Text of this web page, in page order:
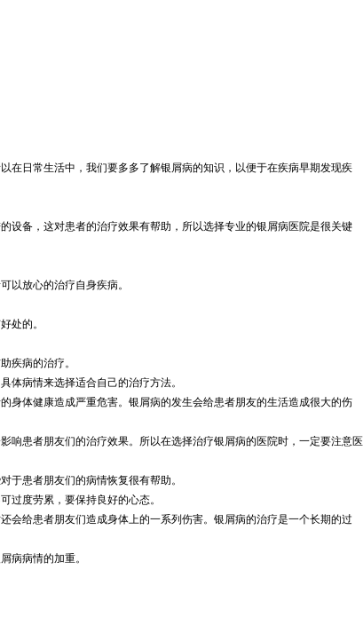
在日常生活中，我们要多多了解银屑病的知识，以便于在疾病早期发现疾
设备，这对患者的治疗效果有帮助，所以选择专业的银屑病医院是很关键
以放心的治疗自身疾病。
处的。
疾病的治疗。
体病情来选择适合自己的治疗方法。
身体健康造成严重危害。银屑病的发生会给患者朋友的生活造成很大的伤
响患者朋友们的治疗效果。所以在选择治疗银屑病的医院时，一定要注意医
于患者朋友们的病情恢复很有帮助。
过度劳累，要保持良好的心态。
会给患者朋友们造成身体上的一系列伤害。银屑病的治疗是一个长期的过
病病情的加重。